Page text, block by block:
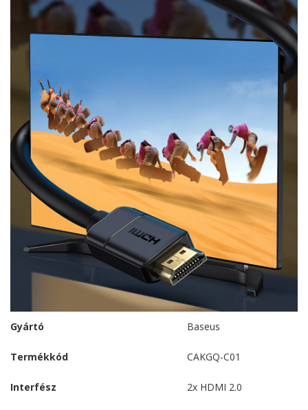
Gyártó Baseus
Termékkód CAKGQ-C01
Interfész 2x HDMI 2.0